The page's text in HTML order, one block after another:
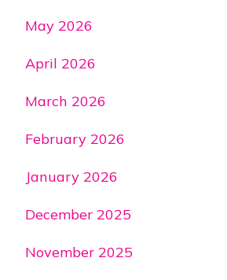
May 2026
April 2026
March 2026
February 2026
January 2026
December 2025
November 2025